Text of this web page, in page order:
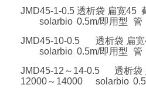
JMD45-1-0.5 透析袋 扁宽45
solarbio 0.5m/即用型 管
JMD45-10-0.5
透析袋 扁
solarbio 0.5m/即用型 管
JMD45-12～14-0.5
透析袋
12000～14000
solarbio